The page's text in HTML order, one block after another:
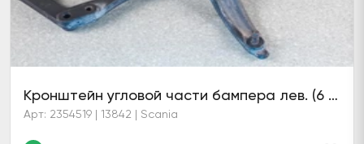
Кронштейн угловой части бампера лев. (6 серия)
Арт: 2354519 | 13842 | Scania